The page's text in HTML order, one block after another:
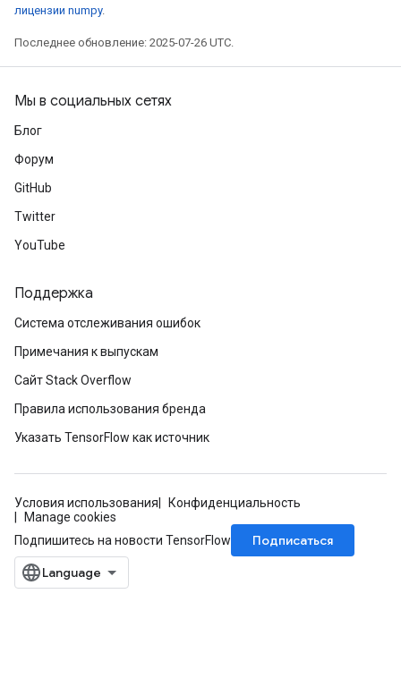
лицензии numpy.
Последнее обновление: 2025-07-26 UTC.
Мы в социальных сетях
Блог
Форум
GitHub
Twitter
YouTube
Поддержка
Система отслеживания ошибок
Примечания к выпускам
Сайт Stack Overflow
Правила использования бренда
Указать TensorFlow как источник
Условия использования
Конфиденциальность
Manage cookies
Подпишитесь на новости TensorFlow
Подписаться